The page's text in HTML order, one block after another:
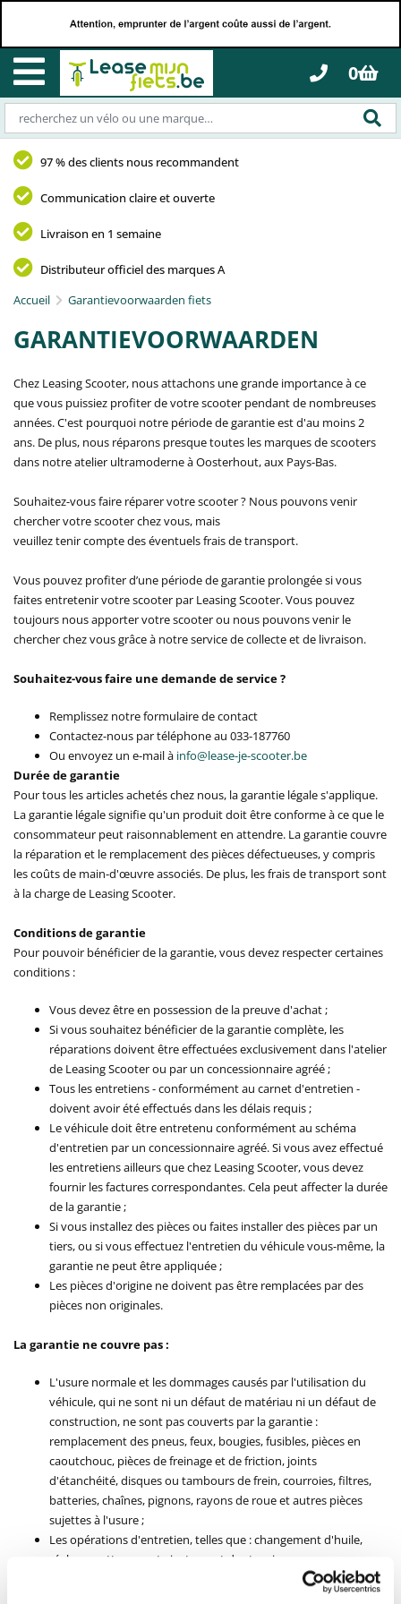
0
97 % des clients nous recommandent
Communication claire et ouverte
Livraison en 1 semaine
Distributeur officiel des marques A
Accueil
Garantievoorwaarden fiets
GARANTIEVOORWAARDEN
Chez Leasing Scooter, nous attachons une grande importance à ce
que vous puissiez profiter de votre scooter pendant de nombreuses
années. C'est pourquoi notre période de garantie est d'au moins 2
ans. De plus, nous réparons presque toutes les marques de scooters
dans notre atelier ultramoderne à Oosterhout, aux Pays-Bas.
Souhaitez-vous faire réparer votre scooter ? Nous pouvons venir
chercher votre scooter chez vous, mais
veuillez tenir compte des éventuels frais de transport.
Vous pouvez profiter d’une période de garantie prolongée si vous
faites entretenir votre scooter par Leasing Scooter. Vous pouvez
toujours nous apporter votre scooter ou nous pouvons venir le
chercher chez vous grâce à notre service de collecte et de livraison.
Souhaitez-vous faire une demande de service ?
Remplissez notre formulaire de contact
Contactez-nous par téléphone au 033-187760
Ou envoyez un e-mail à info@lease-je-scooter.be
Durée de garantie
Pour tous les articles achetés chez nous, la garantie légale s'applique.
La garantie légale signifie qu'un produit doit être conforme à ce que le
consommateur peut raisonnablement en attendre. La garantie couvre
la réparation et le remplacement des pièces défectueuses, y compris
les coûts de main-d'œuvre associés. De plus, les frais de transport sont
à la charge de Leasing Scooter.
Conditions de garantie
Pour pouvoir bénéficier de la garantie, vous devez respecter certaines
conditions :
Vous devez être en possession de la preuve d'achat ;
Si vous souhaitez bénéficier de la garantie complète, les
réparations doivent être effectuées exclusivement dans l'atelier
de Leasing Scooter ou par un concessionnaire agréé ;
Tous les entretiens - conformément au carnet d'entretien -
doivent avoir été effectués dans les délais requis ;
Le véhicule doit être entretenu conformément au schéma
d'entretien par un concessionnaire agréé. Si vous avez effectué
les entretiens ailleurs que chez Leasing Scooter, vous devez
fournir les factures correspondantes. Cela peut affecter la durée
de la garantie ;
Si vous installez des pièces ou faites installer des pièces par un
tiers, ou si vous effectuez l'entretien du véhicule vous-même, la
garantie ne peut être appliquée ;
Les pièces d'origine ne doivent pas être remplacées par des
pièces non originales.
La garantie ne couvre pas :
L'usure normale et les dommages causés par l'utilisation du
véhicule, qui ne sont ni un défaut de matériau ni un défaut de
construction, ne sont pas couverts par la garantie :
remplacement des pneus, feux, bougies, fusibles, pièces en
caoutchouc, pièces de freinage et de friction, joints
d'étanchéité, disques ou tambours de frein, courroies, filtres,
batteries, chaînes, pignons, rayons de roue et autres pièces
sujettes à l'usure ;
Les opérations d'entretien, telles que : changement d'huile,
réglage, nettoyage et ajustement des tensions ;
Les réparations de dommages causés par l'utilisation de
carburants autres que celui adapté/préconisé pour le véhicule